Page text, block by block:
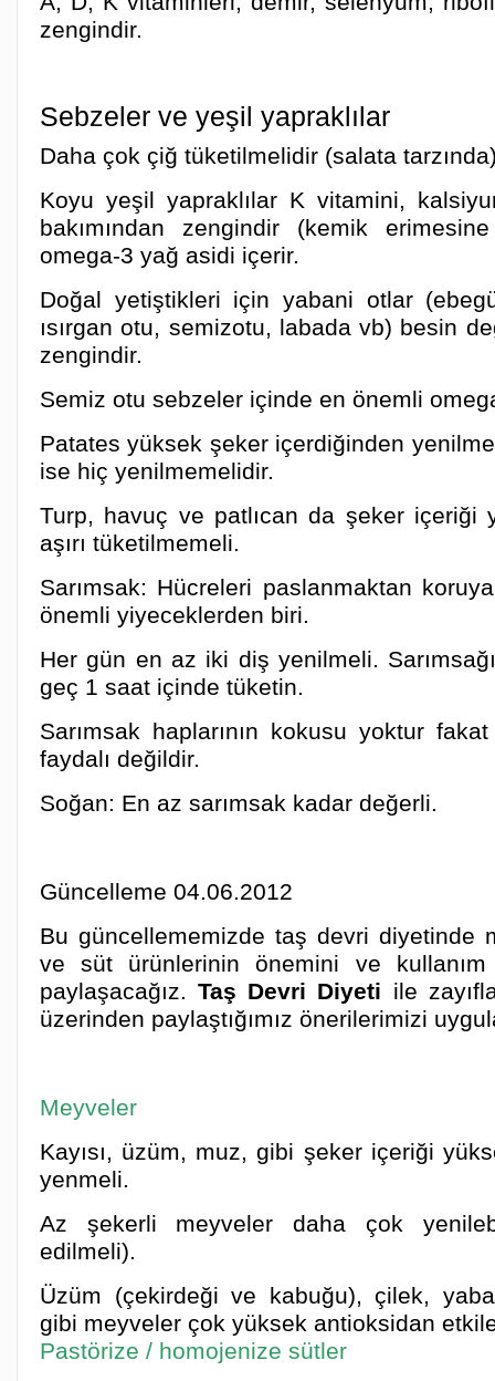
zengindir.
Sebzeler ve yeşil yapraklılar
Daha çok çiğ tüketilmelidir (salata
Koyu yeşil yapraklılar K vitamini,
bakımından zengindir (kemik
omega-3 yağ asidi içerir.
Doğal yetiştikleri için yabani otlar
ısırgan otu, semizotu, labada vb) besin
zengindir.
Semiz otu sebzeler içinde en önemli
Patates yüksek şeker içerdiğinden
ise hiç yenilmemelidir.
Turp, havuç ve patlıcan da şeker içeriği
aşırı tüketilmemeli.
Sarımsak: Hücreleri paslanmaktan
önemli yiyeceklerden biri.
Her gün en az iki diş yenilmeli.
geç 1 saat içinde tüketin.
Sarımsak haplarının kokusu yoktur
faydalı değildir.
Soğan: En az sarımsak kadar değerli.
Güncelleme 04.06.2012
Bu güncellememizde taş devri diyetinde
ve süt ürünlerinin önemini ve
paylaşacağız.Taş Devri Diyeti ile
üzerinden paylaştığımız önerilerimizi
Meyveler
Kayısı, üzüm, muz, gibi şeker içeriği
yenmeli.
Az şekerli meyveler daha çok
edilmeli).
Üzüm (çekirdeği ve kabuğu), çilek,
gibi meyveler çok yüksek antioksidan
Pastörize / homojenize sütler